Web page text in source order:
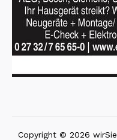
Copyright © 2026